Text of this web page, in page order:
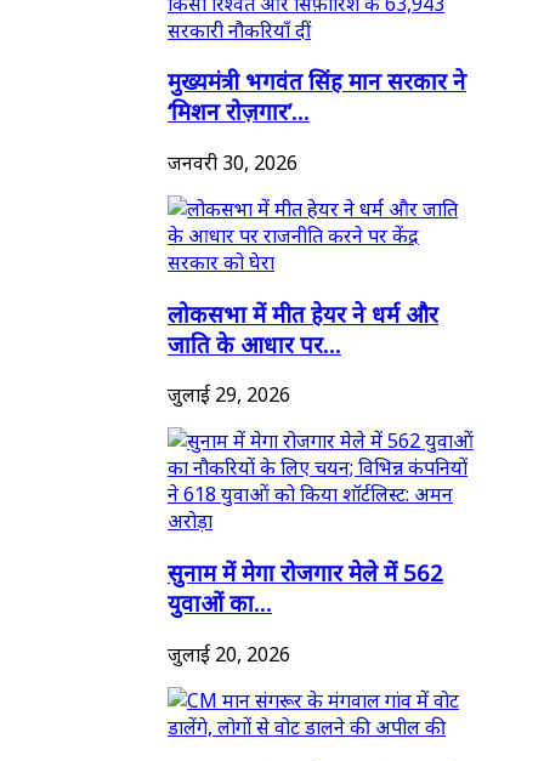
मुख्यमंत्री भगवंत सिंह मान सरकार ने
‘मिशन रोज़गार’...
जनवरी 30, 2026
लोकसभा में मीत हेयर ने धर्म और
जाति के आधार पर...
जुलाई 29, 2026
सुनाम में मेगा रोजगार मेले में 562
युवाओं का...
जुलाई 20, 2026